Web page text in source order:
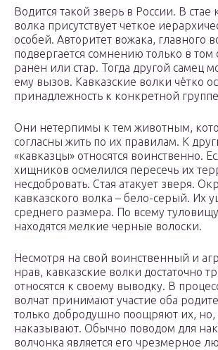
Водится такой зверь в России. В стае
волка присутствует четкое
особей. Авторитет вожака, главного
подвергается сомнению только в том
ранен или стар. Тогда другой самец
ему вызов. Кавказские волки чётко
принадлежность к конкретной
Они нетерпимы к тем животным,
согласны жить по их правилам. К
«кавказцы» относятся воинственно.
хищников осмелился пересечь их
несдобровать. Стая атакует зверя.
кавказского волка – бело-серый. Их
среднего размера. По всему
находятся мелкие черные волоски.
Несмотря на свой воинственный и
нрав, кавказские волки достаточно
относятся к своему выводку. В
волчат принимают участие оба
только добродушно поощряют их, но,
наказывают. Обычно поводом для
волчонка является его чрезмерное